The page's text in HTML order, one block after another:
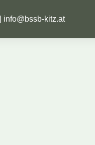
info@bssb-kitz.at